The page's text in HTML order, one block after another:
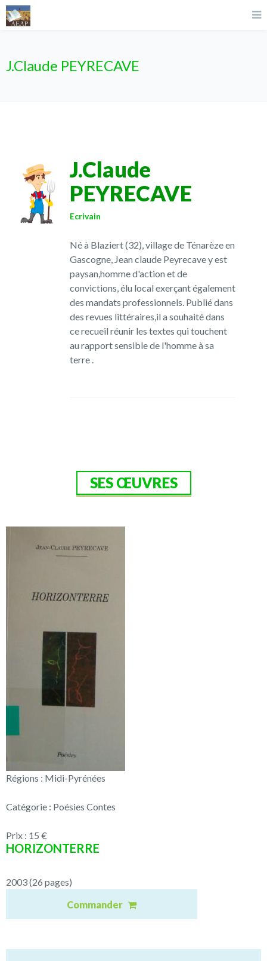
J.Claude PEYRECAVE
J.Claude
PEYRECAVE
Ecrivain
Né à Blaziert (32), village de Ténarèze en
Gascogne, Jean claude Peyrecave y est
paysan,homme d'action et de
convictions, élu local exerçant également
des mandats professionnels. Publié dans
des revues littéraires,il a souhaité dans
ce recueil réunir les textes qui touchent
au rapport sensible de l'homme à sa
terre .
SES ŒUVRES
Régions : Midi-Pyrénées
Catégorie : Poésies Contes
Prix : 15 €
HORIZONTERRE
2003 (26 pages)
Commander